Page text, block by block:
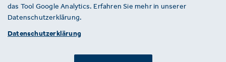
Sie haben einen Fehler auf unserer Website
gefunden? Ihnen ist ein defekter Link
aufgefallen? Wir freuen uns über Ihren
das Tool Google Analytics. Erfahren Sie mehr in unserer
Datenschutzerklärung.
Datenschutzerklärung